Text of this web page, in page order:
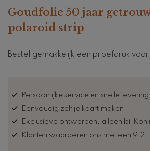
Goudfolie 50 jaar
polaroid strip
Bestel gemakkelijk een proefdruk voor
Persoonlijke service en snelle levering
Eenvoudig zelf je kaart maken
Exclusieve ontwerpen, alleen bij
Klanten waarderen ons met een 9.2